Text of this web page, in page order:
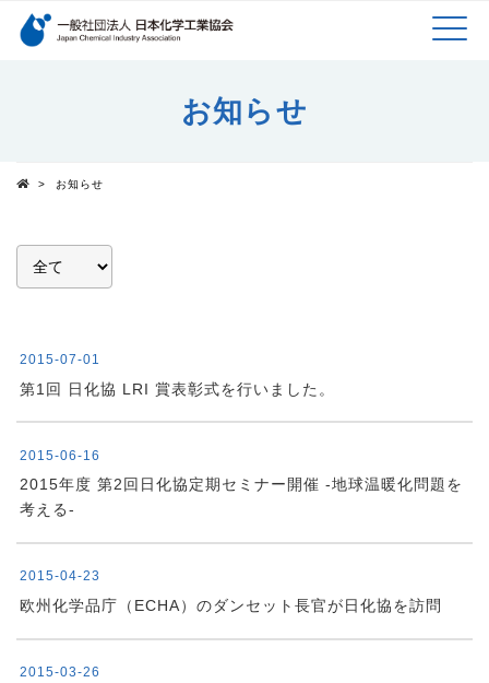
検索キーワード
お知らせ
> お知らせ
2015-07-01
第1回 日化協 LRI 賞表彰式を行いました。
2015-06-16
2015年度 第2回日化協定期セミナー開催 -地球温暖化問題を
考える-
2015-04-23
欧州化学品庁（ECHA）のダンセット長官が日化協を訪問
2015-03-26